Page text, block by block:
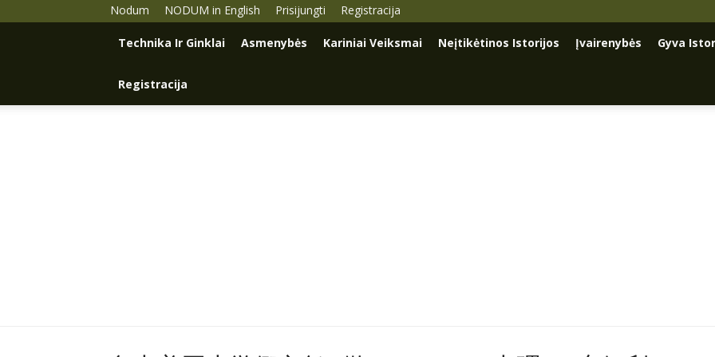
Nodum NODUM in English Prisijungti Registracija
Technika Ir Ginklai Asmenybės Kariniai Veiksmai Neįtikėtinos Istorijos Įvairenybės Gyva
Registracija